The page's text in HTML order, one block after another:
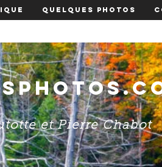
Quelques photos
et Pierre Chabot